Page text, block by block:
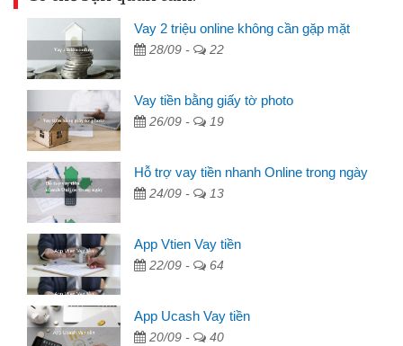
Vay 2 triệu online không cần gặp mặt
28/09 - 22
Vay tiền bằng giấy tờ photo
26/09 - 19
Hỗ trợ vay tiền nhanh Online trong ngày
24/09 - 13
App Vtien Vay tiền
22/09 - 64
App Ucash Vay tiền
20/09 - 40